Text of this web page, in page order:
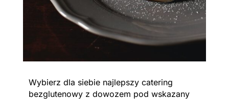
Wybierz dla siebie najlepszy catering
bezglutenowy z dowozem pod wskazany